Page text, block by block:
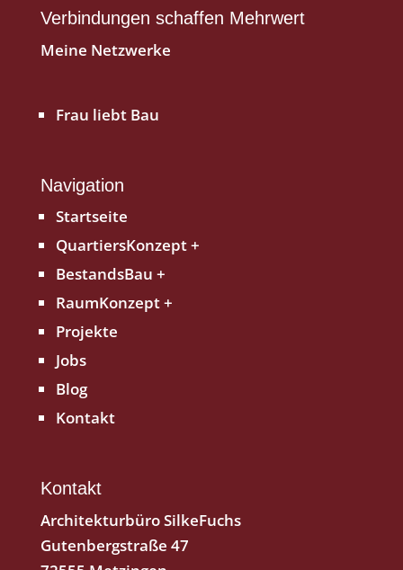
Verbindungen schaffen Mehrwert
Meine Netzwerke
Frau liebt Bau
Navigation
Startseite
QuartiersKonzept +
BestandsBau +
RaumKonzept +
Projekte
Jobs
Blog
Kontakt
Kontakt
Architekturbüro SilkeFuchs
Gutenbergstraße 47